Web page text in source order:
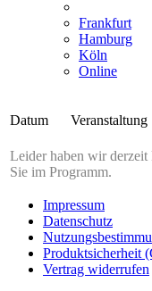
Frankfurt
Hamburg
Köln
Online
Datum Veranstaltung
Leider haben wir derzeit
Sie im Programm.
Impressum
Datenschutz
Produktsicherheit
Vertrag widerrufen